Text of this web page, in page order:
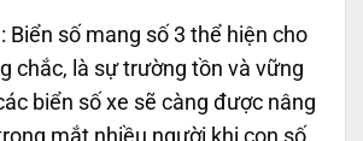
Biển số mang số 3 thể hiện cho
chắc, là sự trường tồn và vững
biển số xe sẽ càng được nâng
mắt nhiều người khi con số